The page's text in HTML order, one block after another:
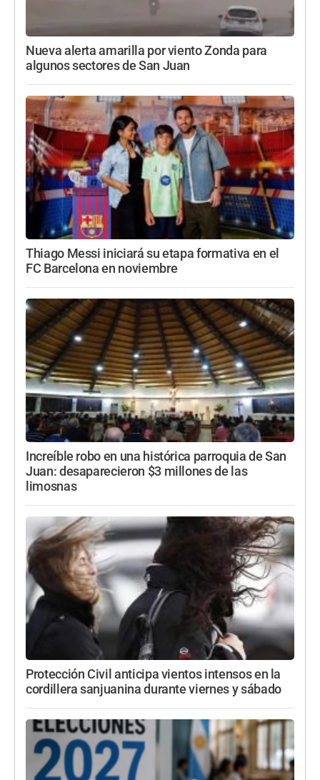
Nueva alerta amarilla por viento Zonda para
algunos sectores de San Juan
Thiago Messi iniciará su etapa formativa en el
FC Barcelona en noviembre
Increíble robo en una histórica parroquia de San
Juan: desaparecieron $3 millones de las
limosnas
Protección Civil anticipa vientos intensos en la
cordillera sanjuanina durante viernes y sábado